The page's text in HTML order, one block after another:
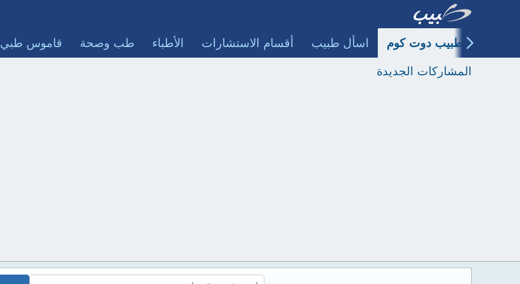
طبيب دوت كوم اسأل طبيب أقسام الاستشارات الأطباء طب وصحة قاموس طبي
المشاركات الجديدة